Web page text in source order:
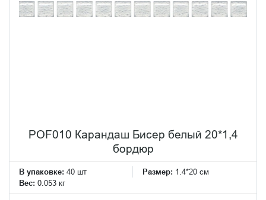
POF010 Карандаш Бисер белый 20*1,4
бордюр
В упаковке: 40 шт Размер: 1.4*20 см
Вес: 0.053 кг